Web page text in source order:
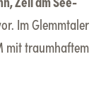
Im Glemmtaler
mit traumhaftem